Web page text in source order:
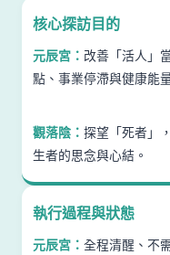
核心探訪目的
元辰宮： 改善「活人」
點、事業停滯與健康能
觀落陰： 探望「死者」
生者的思念與心結。
執行過程與狀態
元辰宮： 全程清醒、不